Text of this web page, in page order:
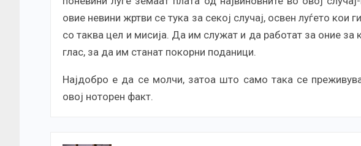
овие невини жртви се тука за секој случај, освен луѓето кои
со таква цел и мисија. Да им служат и да работат за оние за
глас, за да им станат покорни поданици.
Најдобро е да се молчи, затоа што само така се
овој ноторен факт.